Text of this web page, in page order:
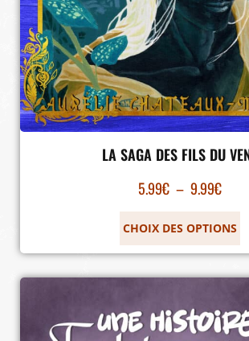
LA SAGA DES FILS DU
5.99€ – 9.99€
CHOIX DES OPTIONS